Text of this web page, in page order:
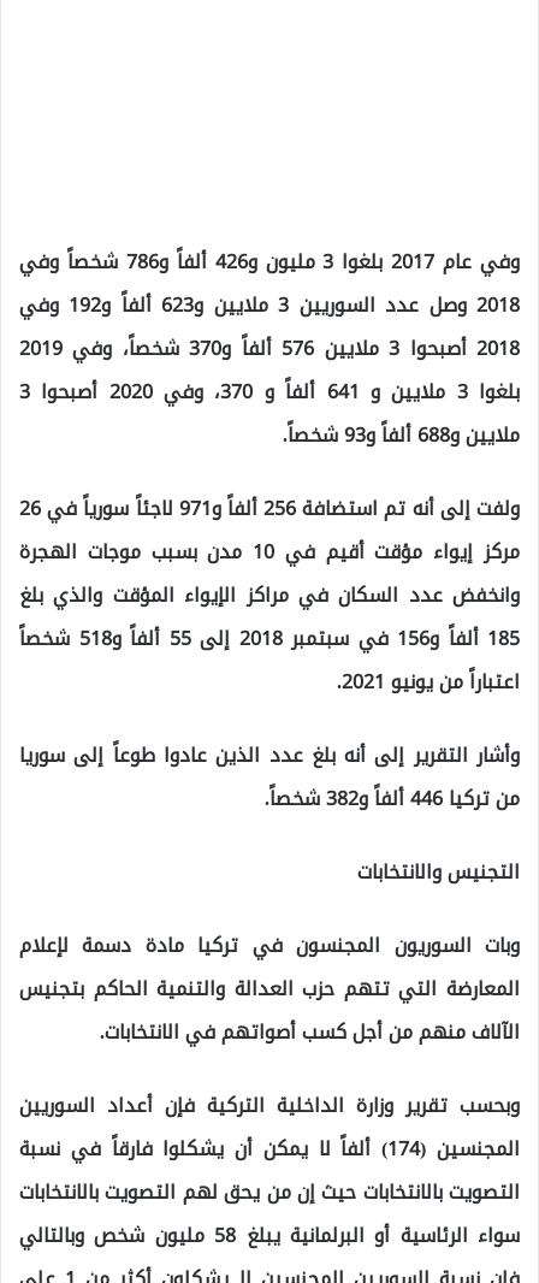
وفي عام 2017 بلغوا 3 مليون و426 ألفاً و786 شخصاً وفي
2018 وصل عدد السوريين 3 ملايين و623 ألفاً و192 وفي
2018 أصبحوا 3 ملايين 576 ألفاً و370 شخصاً، وفي 2019
بلغوا 3 ملايين و 641 ألفاً و 370، وفي 2020 أصبحوا 3
ملايين و688 ألفاً و93 شخصاً.
ولفت إلى أنه تم استضافة 256 ألفاً و971 لاجئاً سورياً في 26
مركز إيواء مؤقت أقيم في 10 مدن بسبب موجات الهجرة
وانخفض عدد السكان في مراكز الإيواء المؤقت والذي بلغ
185 ألفاً و156 في سبتمبر 2018 إلى 55 ألفاً و518 شخصاً
اعتباراً من يونيو 2021.
وأشار التقرير إلى أنه بلغ عدد الذين عادوا طوعاً إلى سوريا
من تركيا 446 ألفاً و382 شخصاً.
التجنيس والانتخابات
وبات السوريون المجنسون في تركيا مادة دسمة لإعلام
المعارضة التي تتهم حزب العدالة والتنمية الحاكم بتجنيس
الآلاف منهم من أجل كسب أصواتهم في الانتخابات.
وبحسب تقرير وزارة الداخلية التركية فإن أعداد السوريين
المجنسين (174) ألفاً لا يمكن أن يشكلوا فارقاً في نسبة
التصويت بالانتخابات حيث إن من يحق لهم التصويت بالانتخابات
سواء الرئاسية أو البرلمانية يبلغ 58 مليون شخص وبالتالي